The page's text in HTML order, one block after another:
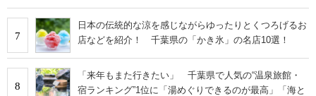
7
日本の伝統的な涼を感じながらゆったりとくつろげるお
店などを紹介！ 千葉県の「かき氷」の名店10選！
8
「来年もまた行きたい」 千葉県で人気の“温泉旅館・
宿ランキング”1位に「湯めぐりできるのが最高」「海と